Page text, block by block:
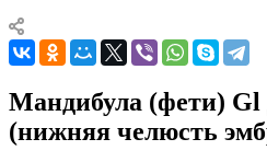
Мандибула (фети) Gl
(нижняя челюсть